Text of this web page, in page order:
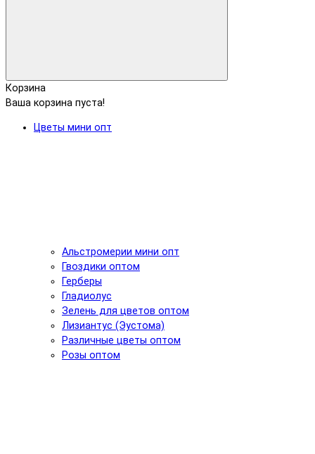
Корзина
Ваша корзина пуста!
Цветы мини опт
Альстромерии мини опт
Гвоздики оптом
Герберы
Гладиолус
Зелень для цветов оптом
Лизиантус (Эустома)
Различные цветы оптом
Розы оптом